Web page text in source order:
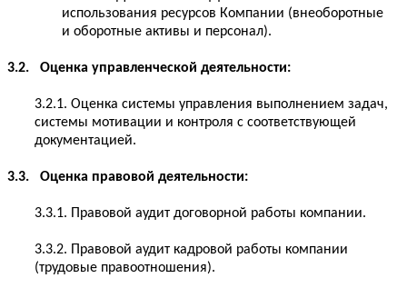
использования ресурсов Компании (внеоборотные
и оборотные активы и персонал).
3.2. Оценка управленческой деятельности:
3.2.1. Оценка системы управления выполнением задач,
системы мотивации и контроля с соответствующей
документацией.
3.3. Оценка правовой деятельности:
3.3.1. Правовой аудит договорной работы компании.
3.3.2. Правовой аудит кадровой работы компании
(трудовые правоотношения).